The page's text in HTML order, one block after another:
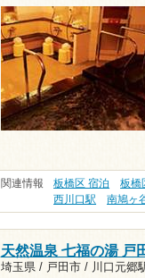
関連情報 板橋区 宿泊 板橋
西川口駅
南鳩ヶ
天然温泉 七福の湯 戸
埼玉県 / 戸田市 / 川口元郷